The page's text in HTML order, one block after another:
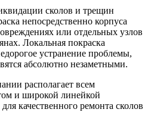
сколов и трещин
непосредственно корпуса
или отдельных узлов
Локальная покраска
устранение проблемы,
абсолютно незаметными.
располагает всем
и широкой линейкой
качественного ремонта сколов